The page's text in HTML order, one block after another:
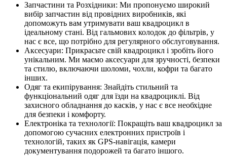
Запчастини та Розхідники: Ми пропонуємо широкий
вибір запчастин від провідних виробників, які
допоможуть вам утримувати ваш квадроцикл в
ідеальному стані. Від гальмових колодок до фільтрів, у
нас є все, що потрібно для регулярного обслуговування.
Аксесуари: Прикрасьте свій квадроцикл і зробіть його
унікальним. Ми маємо аксесуари для зручності, безпеки
та стилю, включаючи шоломи, чохли, кофри та багато
інших.
Одяг та екипірування: Знайдіть стильний та
функціональний одяг для їзди на квадроциклі. Від
захисного обладнання до касків, у нас є все необхідне
для безпеки і комфорту.
Електроніка та технології: Покращіть ваш квадроцикл за
допомогою сучасних електронних пристроїв і
технологій, таких як GPS-навігація, камери
документування подорожей та багато іншого.